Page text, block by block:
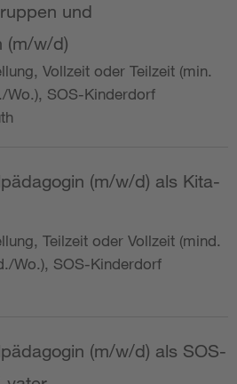
und
(m/w/d)
Vollzeit oder Teilzeit (min.
Wo.), SOS-Kinderdorf
(m/w/d) als Kita-
Teilzeit oder Vollzeit (mind.
Wo.), SOS-Kinderdorf
(m/w/d) als SOS-